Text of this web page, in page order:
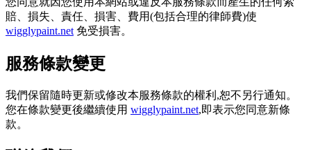
賠、損失、責任、損害、費用(包括合理的律師費)使
wigglypaint.net 免受損害。
服務條款變更
我們保留隨時更新或修改本服務條款的權利,恕不另行通知。
您在條款變更後繼續使用 wigglypaint.net,即表示您同意新條
款。